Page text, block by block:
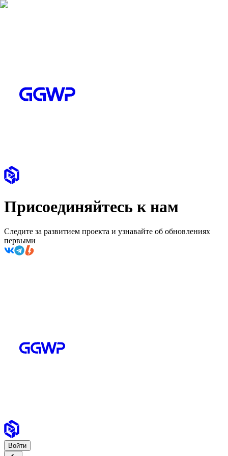
Присоединяйтесь к нам
Следите за развитием проекта и узнавайте об обновлениях
первыми
Войти